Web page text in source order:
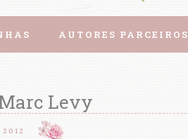
AUTORES PARCEIROS
Levy